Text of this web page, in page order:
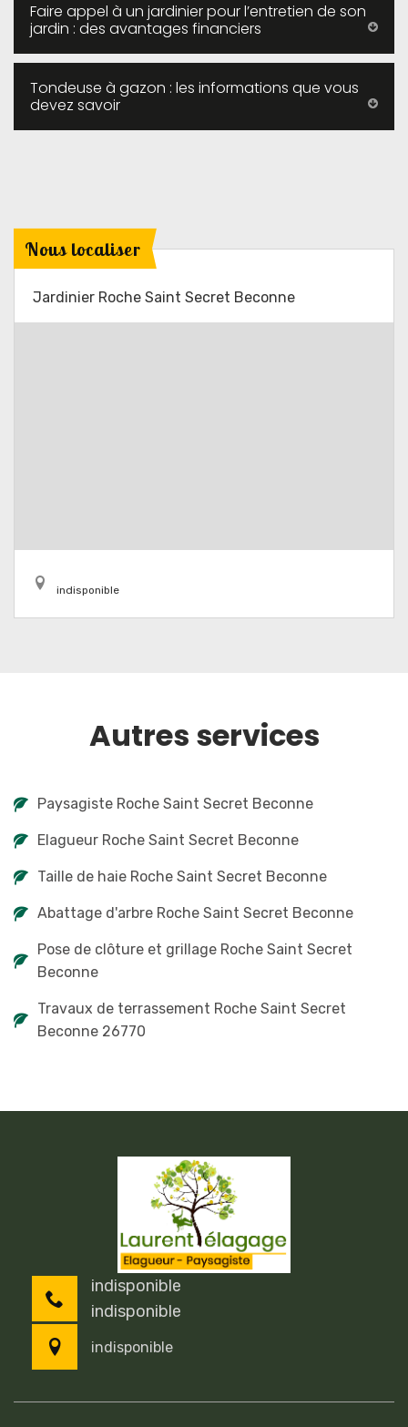
Faire appel à un jardinier pour l’entretien de son
jardin : des avantages financiers
Tondeuse à gazon : les informations que vous
devez savoir
Nous localiser
Jardinier Roche Saint Secret Beconne
indisponible
Autres services
Paysagiste Roche Saint Secret Beconne
Elagueur Roche Saint Secret Beconne
Taille de haie Roche Saint Secret Beconne
Abattage d'arbre Roche Saint Secret Beconne
Pose de clôture et grillage Roche Saint Secret
Beconne
Travaux de terrassement Roche Saint Secret
Beconne 26770
indisponible
indisponible
indisponible